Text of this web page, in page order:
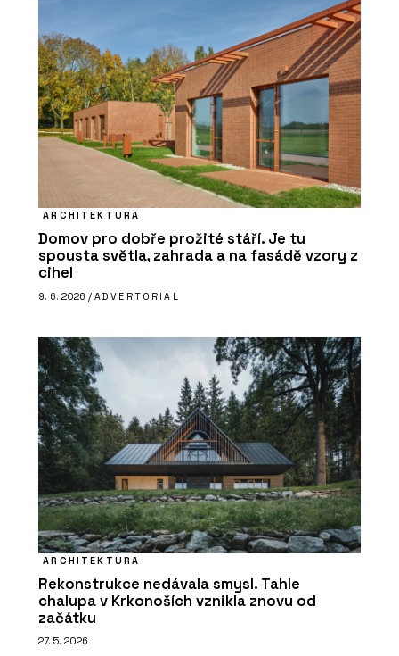
ARCHITEKTURA
Domov pro dobře prožité stáří. Je tu
spousta světla, zahrada a na fasádě vzory z
cihel
9. 6. 2026 / ADVERTORIAL
ARCHITEKTURA
Rekonstrukce nedávala smysl. Tahle
chalupa v Krkonoších vznikla znovu od
začátku
27. 5. 2026